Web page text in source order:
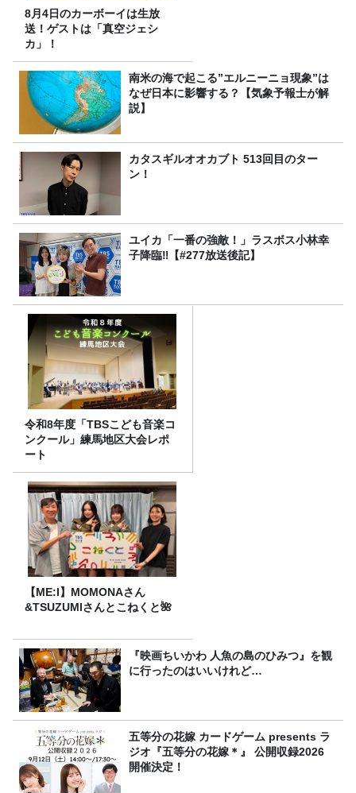
8月4日のカーボーイは生放
送！ゲストは「真空ジェシ
カ」！
南米の海で起こる”エルニーニョ現象”は
なぜ日本に影響する？【気象予報士が解
説】
カタスギルオオカブト 513回目のター
ン！
ユイカ「一番の強敵！」ラスボス小林幸
子降臨‼【#277放送後記】
令和8年度「TBSこども音楽コ
ンクール」練馬地区大会レポ
ート
【ME:I】MOMONAさん
&TSUZUMIさんとこねくと🌺
『映画ちいかわ 人魚の島のひみつ』を観
に行ったのはいいけれど…
五等分の花嫁 カードゲーム presents ラ
ジオ『五等分の花嫁＊』 公開収録2026
開催決定！